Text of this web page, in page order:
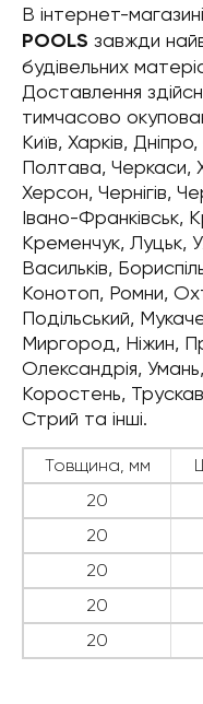
В інтернет-
POOLS завжди
будівельних
Доставлення
тимчасово
Київ, Харків,
Полтава, Черкаси,
Херсон, Чернігів,
Івано-Франківськ,
Кременчук, Луцьк,
Васильків,
Конотоп, Ромни,
Подільський,
Миргород, Ніжин,
Олександрія,
Коростень,
Стрий та інші.
Товщина, мм
20
20
20
20
20